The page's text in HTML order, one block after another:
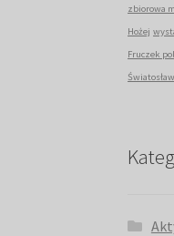
zbiorowa
Hożej
Fruczek